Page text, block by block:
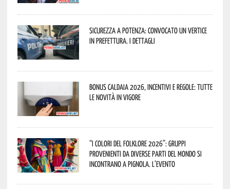
Sicurezza a Potenza: convocato un vertice
in Prefettura. I dettagli
Bonus caldaia 2026, incentivi e regole: tutte
le novità in vigore
“I Colori del Folklore 2026”: gruppi
provenienti da diverse parti del mondo si
incontrano a Pignola. L’evento